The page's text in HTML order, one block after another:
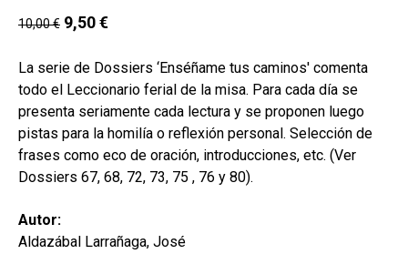
MI CUENTA
BUSCAR
CAT
ESP
10,00€ 9,50€
La serie de Dossiers ‘Enséñame tus caminos' comenta
todo el Leccionario ferial de la misa. Para cada día se
presenta seriamente cada lectura y se proponen luego
pistas para la homilía o reflexión personal. Selección de
frases como eco de oración, introducciones, etc. (Ver
Dossiers 67, 68, 72, 73, 75 , 76 y 80).
Autor:
Aldazábal Larrañaga, José